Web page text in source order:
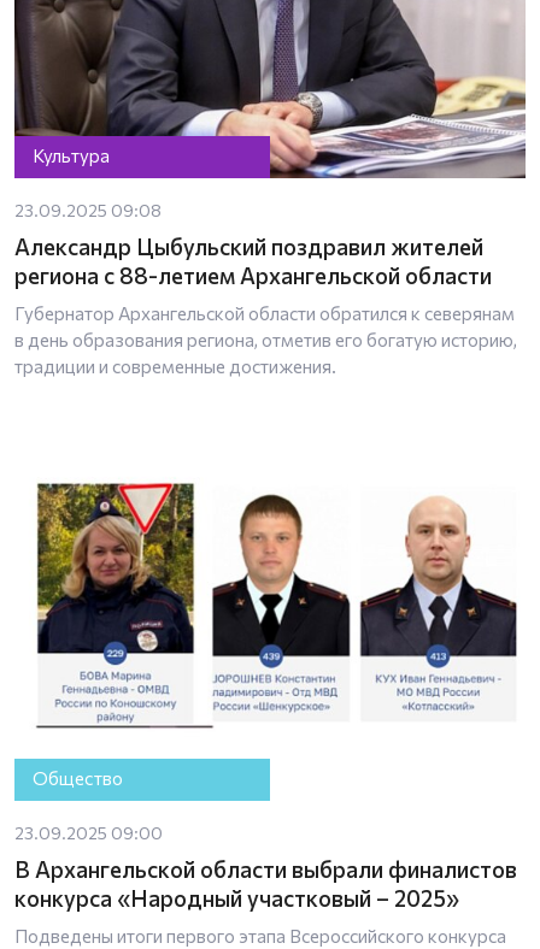
Культура
23.09.2025 09:08
Александр Цыбульский поздравил жителей
региона с 88-летием Архангельской области
Губернатор Архангельской области обратился к северянам
в день образования региона, отметив его богатую историю,
традиции и современные достижения.
Общество
23.09.2025 09:00
В Архангельской области выбрали финалистов
конкурса «Народный участковый – 2025»
Подведены итоги первого этапа Всероссийского конкурса